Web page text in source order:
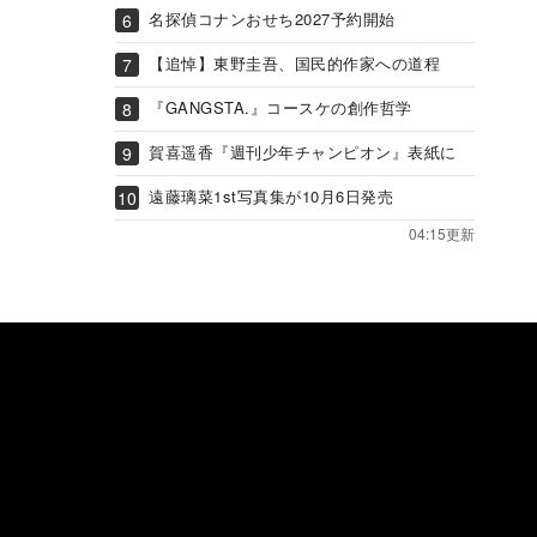
名探偵コナンおせち2027予約開始
【追悼】東野圭吾、国民的作家への道程
『GANGSTA.』コースケの創作哲学
賀喜遥香『週刊少年チャンピオン』表紙に
遠藤璃菜1st写真集が10月6日発売
04:15更新